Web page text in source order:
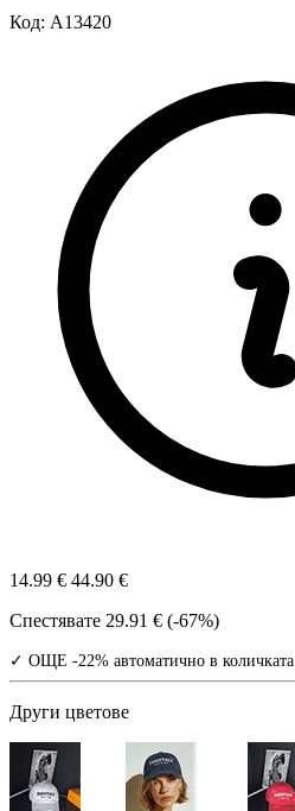
Код: A13420
14.99 € 44.90 €
Спестявате 29.91 € (-67%)
✓ ОЩЕ -22% автоматично в количката
Други цветове